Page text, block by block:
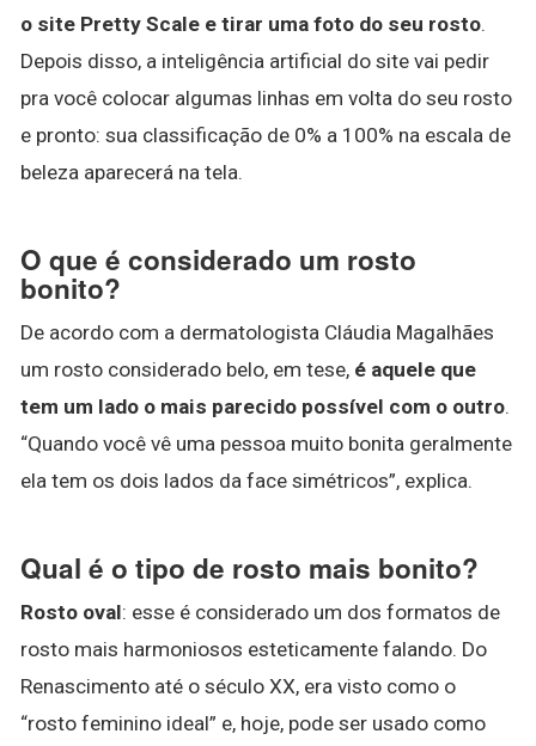
o site Pretty Scale e tirar uma foto do seu rosto.
Depois disso, a inteligência artificial do site vai pedir
pra você colocar algumas linhas em volta do seu rosto
e pronto: sua classificação de 0% a 100% na escala de
beleza aparecerá na tela.
O que é considerado um rosto
bonito?
De acordo com a dermatologista Cláudia Magalhães
um rosto considerado belo, em tese, é aquele que
tem um lado o mais parecido possível com o outro.
“Quando você vê uma pessoa muito bonita geralmente
ela tem os dois lados da face simétricos”, explica.
Qual é o tipo de rosto mais bonito?
Rosto oval: esse é considerado um dos formatos de
rosto mais harmoniosos esteticamente falando. Do
Renascimento até o século XX, era visto como o
“rosto feminino ideal” e, hoje, pode ser usado como